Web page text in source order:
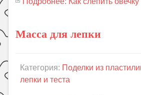
Масса для лепки
Категория: Поделки из
лепки и теста